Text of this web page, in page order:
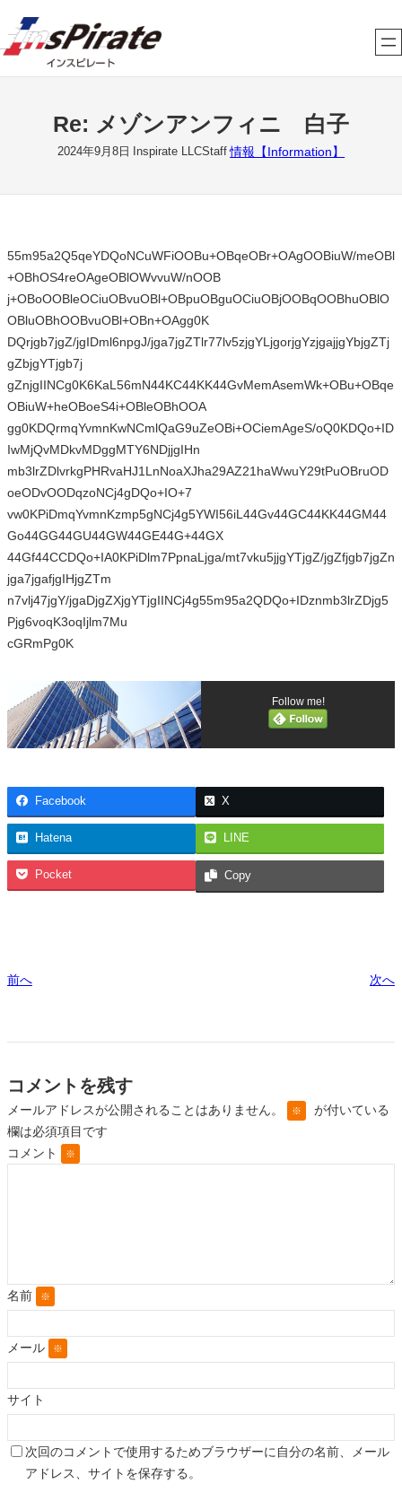
容
を
Re: メゾンアンフィニ 白子
2024年9月8日 Inspirate LLCStaff 情報【Information】
55m95a2Q5qeYDQoNCuWFiOOBu+OBqeOBr+OAgOOBiuW/meOBl
+OBhOS4reOAgeOBlOWvvuW/nOOB
j+OBoOOBleOCiuOBvuOBl+OBpuOBguOCiuOBjOOBqOOBhuOBlO
OBluOBhOOBvuOBl+OBn+OAgg0K
DQrjgb7jgZ/jgIDml6npgJ/jga7jgZTlr77lv5zjgYLjgorjgYzjgajjgYbjgZTj
gZbjgYTjgb7j
gZnjgIINCg0K6KaL56mN44KC44KK44GvMemAsemWk+OBu+OBqe
OBiuW+heOBoeS4i+OBleOBhOOA
gg0KDQrmqYvmnKwNCmlQaG9uZeOBi+OCiemAgeS/oQ0KDQo+ID
IwMjQvMDkvMDggMTY6NDjjgIHn
mb3lrZDlvrkgPHRvaHJ1LnNoaXJha29AZ21haWwuY29tPuOBruOD
oeODvOODqzoNCj4gDQo+IO+7
vw0KPiDmqYvmnKzmp5gNCj4g5YWI56iL44Gv44GC44KK44GM44
Go44GG44GU44GW44GE44G+44GX
44Gf44CCDQo+IA0KPiDlm7PpnaLjga/mt7vku5jjgYTjgZ/jgZfjgb7jgZn
jga7jgafjgIHjgZTm
n7vlj47jgY/jgaDjgZXjgYTjgIINCj4g55m95a2QDQo+IDznmb3lrZDjg5
Pjg6voqK3oqIjlm7Mu
cGRmPg0K
Follow me!
Facebook X
Hatena LINE
Pocket Copy
前へ 次へ
コメントを残す
メールアドレスが公開されることはありません。 ※
が付いている
欄は必須項目です
コメント
※
名前 ※
メール ※
サイト
次回のコメントで使用するためブラウザーに自分の名前、メール
アドレス、サイトを保存する。